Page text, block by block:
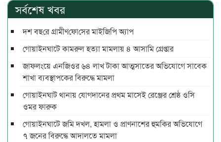
সর্বশেষ খবর
দশ বছ‌রে গ্রামীণ‌ফো‌সের মাইজিপি অ্যাপ
গোয়াইনঘাটে কামরুল হত্যা মামলায় ৪ আসামি গ্রেপ্তার
জাফলংয়ে এনজিওর ৬৪ লাখ টাকা আত্মসাতের অভিযোগে সাবেক
শাখা ব্যবস্থাপকের বিরুদ্ধে মামলা
গোয়াইনঘাট থানায় যোগদানের প্রথম মাসেই রেঞ্জের শ্রেষ্ঠ ওসি
ওমর ফারুক
গোয়াইনঘাটে জমি দখল, হামলা ও প্রাণনাশের হুমকির অভিযোগে
৭ জনের বিরুদ্ধে আদালতে মামলা